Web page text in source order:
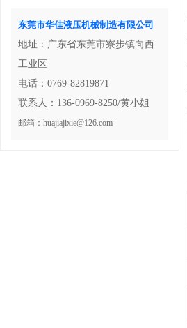
东莞市华佳液压机械制造有限公司
地址：广东省东莞市寮步镇向西
工业区
电话：0769-82819871
联系人：136-0969-8250/黄小姐
邮箱：huajiajixie@126.com